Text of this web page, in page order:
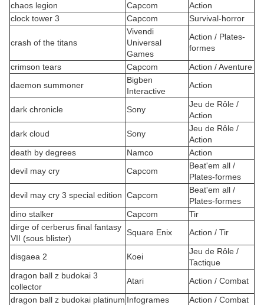
chaos legion
Capcom
Action
clock tower 3
Capcom Survival-horror
crash of the titans
Vivendi
Universal
Games
Action / Plates-
formes
crimson tears
Capcom
Action / Aventure
daemon summoner
Bigben
Interactive
Action
dark chronicle Sony
Jeu de Rôle /
Action
dark cloud
Sony
Jeu de Rôle /
Action
death by degrees
Namco
Action
devil may cry
Capcom
Beat'em all /
Plates-formes
devil may cry 3 special edition Capcom
Beat'em all /
Plates-formes
dino stalker
Capcom
Tir
dirge of cerberus final fantasy
VII (sous blister)
Square Enix Action / Tir
disgaea 2 Koei
Jeu de Rôle /
Tactique
dragon ball z budokai 3
collector
Atari
Action / Combat
dragon ball z budokai platinum Infogrames
Action / Combat